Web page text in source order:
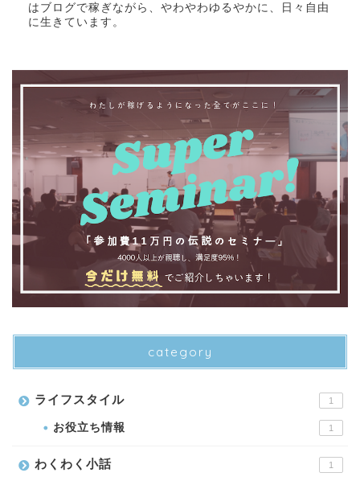
はブログで稼ぎながら、やわやわゆるやかに、日々自由
に生きています。
category
ライフスタイル 1
お役立ち情報 1
わくわく小話 1